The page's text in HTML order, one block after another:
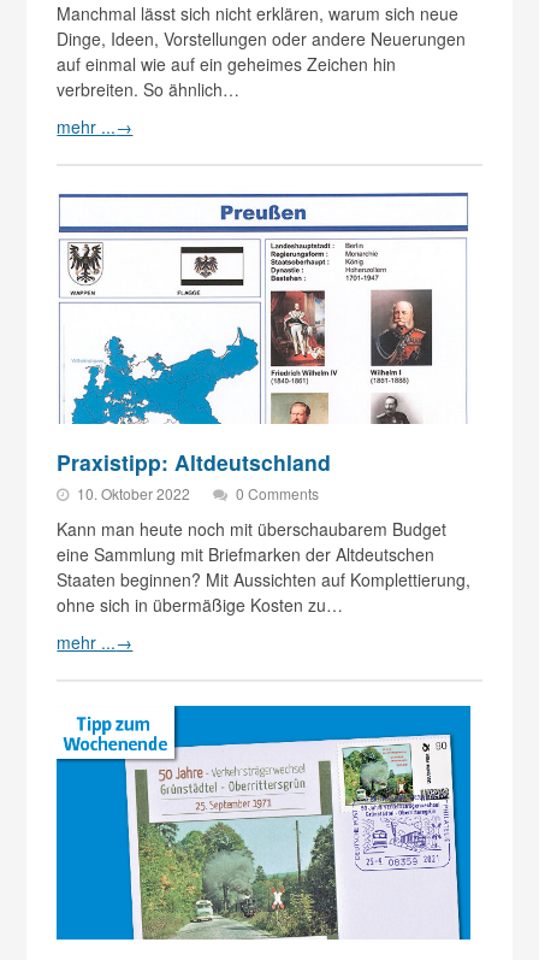
Manchmal lässt sich nicht erklären, warum sich neue
Dinge, Ideen, Vorstellungen oder andere Neuerungen
auf einmal wie auf ein geheimes Zeichen hin
verbreiten. So ähnlich…
mehr ...→
Praxistipp: Altdeutschland
10. Oktober 2022 0 Comments
Kann man heute noch mit überschaubarem Budget
eine Sammlung mit Briefmarken der Altdeutschen
Staaten beginnen? Mit Aussichten auf Komplettierung,
ohne sich in übermäßige Kosten zu…
mehr ...→